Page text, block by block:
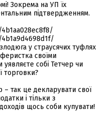
Зокрема на УП їх
підтвердженням.
у страусячих туфлях
своїми
уявляєте собі Тетчер чи
торговки?
так це декларувати свої
і тільки з
щось соби купувати!